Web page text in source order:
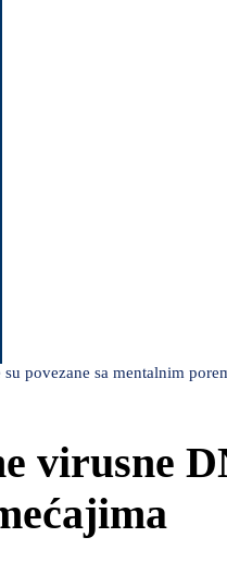
povezane sa mentalnim
virusne